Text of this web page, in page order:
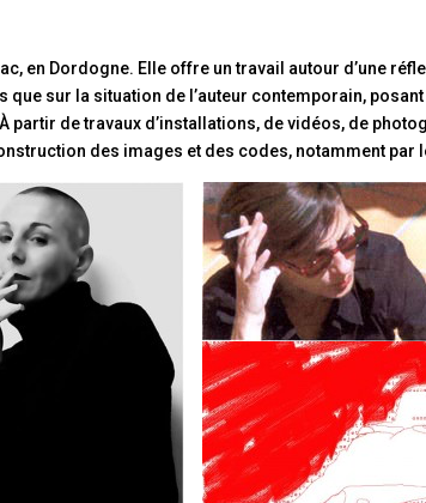
en Dordogne. Elle offre un travail autour d’une
que sur la situation de l’auteur contemporain,
partir de travaux d’installations, de vidéos, de
des images et des codes, notamment par